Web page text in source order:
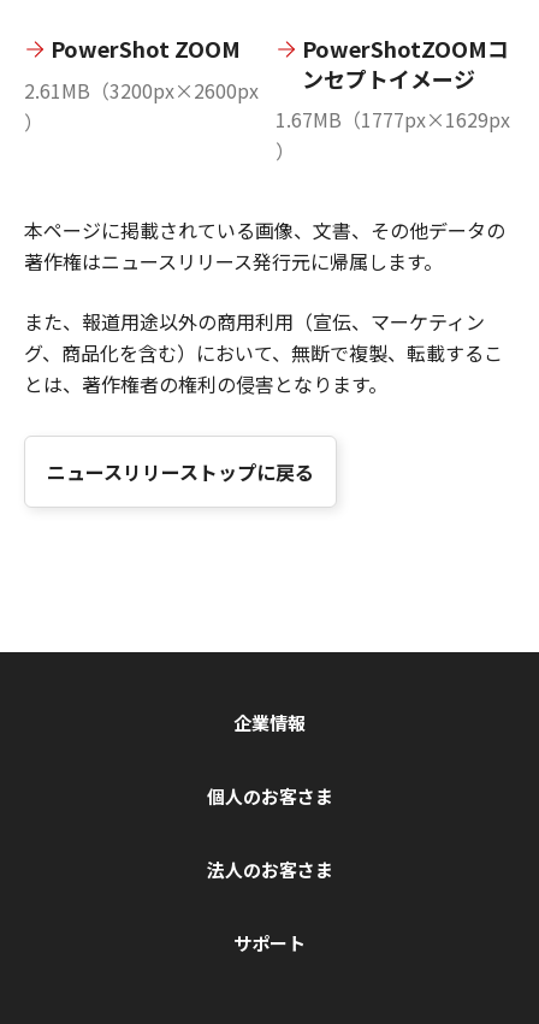
PowerShot ZOOM
2.61MB（3200px×2600px
）
PowerShotZOOMコ
ンセプトイメージ
1.67MB（1777px×1629px
）
本ページに掲載されている画像、文書、その他データの
著作権はニュースリリース発行元に帰属します。
また、報道用途以外の商用利用（宣伝、マーケティン
グ、商品化を含む）において、無断で複製、転載するこ
とは、著作権者の権利の侵害となります。
ニュースリリーストップに戻る
企業情報
個人のお客さま
法人のお客さま
サポート